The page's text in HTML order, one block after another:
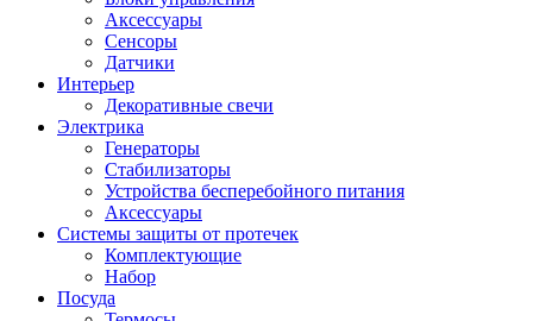
Аксессуары
Сенсоры
Датчики
Интерьер
Декоративные свечи
Электрика
Генераторы
Стабилизаторы
Устройства бесперебойного питания
Аксессуары
Системы защиты от протечек
Комплектующие
Набор
Посуда